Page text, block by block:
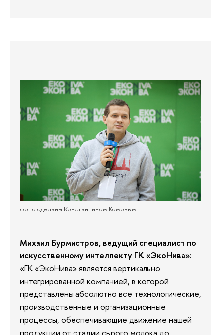
фото сделаны Константином Комовым
Михаил Бурмистров, ведущий специалист по
искусственному интеллекту ГК «ЭкоНива»:
«ГК «ЭкоНива» является вертикально
интегрированной компанией, в которой
представлены абсолютно все технологические,
производственные и организационные
процессы, обеспечивающие движение нашей
продукции от стадии сырого молока до